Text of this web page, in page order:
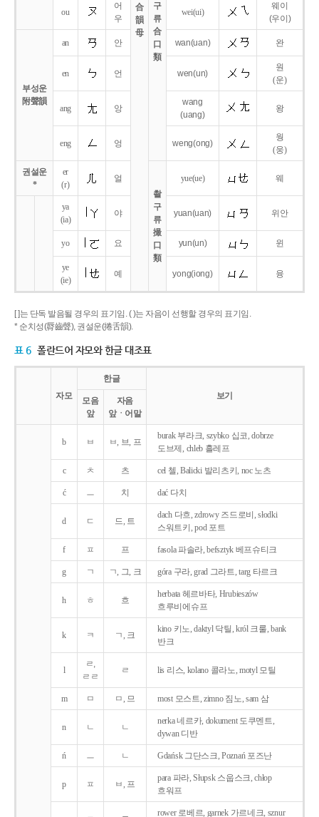
合
韻
母
구
류
合
口
類
ou
어
우
wei(ui)
웨이
(우이)
부성운
附聲韻
an 안 wan(uan) 완
en 언 wen(un)
원
(운)
ang 앙
wang
(uang)
왕
eng 엉 weng(ong)
웡
(웅)
권설운
*
er
(r)
얼
촬
구
류
撮
口
類
yue(ue) 웨
ya
(ia)
야 yuan(uan) 위안
yo 요 yun(un) 윈
ye
(ie)
예 yong(iong) 융
[ ]는 단독 발음될 경우의 표기임. ( )는 자음이 선행할 경우의 표기임.
* 순치성(脣齒聲), 권설운(捲舌韻).
표 6 폴란드어 자모와 한글 대조표
자모
한글
보기
모음
앞
자음
앞ㆍ어말
b ㅂ ㅂ, 브, 프
burak 부라크, szybko 십코, dobrze
도브제, chleb 흘레프
c ㅊ 츠 cel 첼, Balicki 발리츠키, noc 노츠
ć ㅡ 치 dać 다치
d ㄷ 드, 트
dach 다흐, zdrowy 즈드로비, słodki
스워트키, pod 포트
f ㅍ 프 fasola 파솔라, befsztyk 베프슈티크
g ㄱ ㄱ, 그, 크 góra 구라, grad 그라트, targ 타르크
h ㅎ 흐
herbata 헤르바타, Hrubieszów
흐루비에슈프
k ㅋ ㄱ, 크
kino 키노, daktyl 닥틸, król 크룰, bank
반크
l
ㄹ,
ㄹㄹ
ㄹ lis 리스, kolano 콜라노, motyl 모틸
m ㅁ ㅁ, 므 most 모스트, zimno 짐노, sam 삼
n ㄴ ㄴ
nerka 네르카, dokument 도쿠멘트,
dywan 디반
ń ㅡ ㄴ Gdańsk 그단스크, Poznań 포즈난
p ㅍ ㅂ, 프
para 파라, Słupsk 스웁스크, chłop
흐워프
rower 로베르, garnek 가르네크, sznur